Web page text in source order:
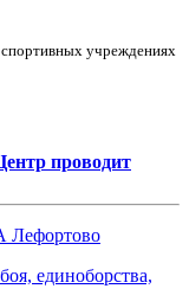
учреждениях
проводит
Лефортово
единоборства,